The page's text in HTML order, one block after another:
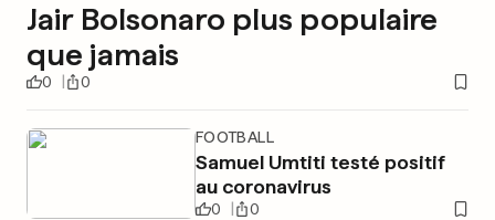
Jair Bolsonaro plus populaire
que jamais
0 0
FOOTBALL
Samuel Umtiti testé positif
au coronavirus
0 0